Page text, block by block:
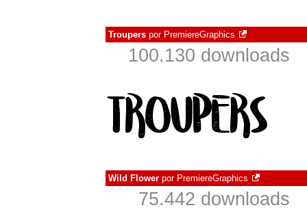
Troupers por PremiereGraphics
100.130 downloads
Wild Flower por PremiereGraphics
75.442 downloads